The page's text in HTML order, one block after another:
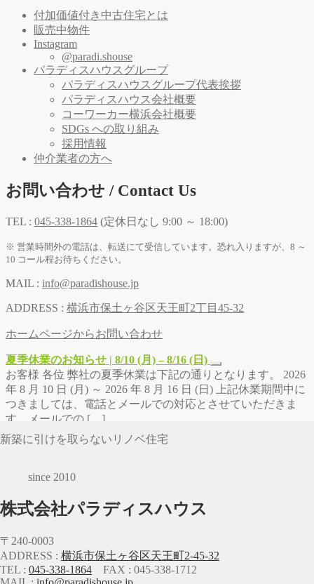
新築に引けを取らないリノベ住宅
since 2010
株式会社パラディスハウス
〒240-0003
ADDRESS : 横浜市保土ヶ谷区天王町2-45-32
TEL : 045-338-1864 FAX : 045-338-1712
付加価値付き中古住宅とは
販売中物件
Instagram
@paradi.shouse
パラディスハウスグループ
パラディスハウスグループ代表挨拶
パラディスハウス会社概要
コーワーカー横浜会社概要
SDGs への取り組み
採用情報
仲介業者の方へ
お問い合わせ / Contact Us
TEL : 045-338-1864 (定休日なし 9:00 ～ 18:00)
※ 営業時間外の電話は、転送にて受信しています。恐れ入りますが、8 ～
10 コール程お待ちください。
MAIL : info@paradishouse.jp
ADDRESS : 横浜市保土ヶ谷区天王町2丁目45-32
ホームページからお問い合わせ
夏季休業のお知らせ | 8/10 (月) – 8/16 (日)
お客様 各位 弊社の夏季休業は下記の通りとなります。 2026
年 8 月 10 日 (月) ～ 2026 年 8 月 16 日 (日) 上記休業期間中に
つきましては、電話とメールでの対応とさせていただきま
す。メールでの […]